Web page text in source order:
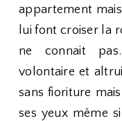
appartement
lui font croiser la
ne connait
volontaire et
sans fioriture
ses yeux même